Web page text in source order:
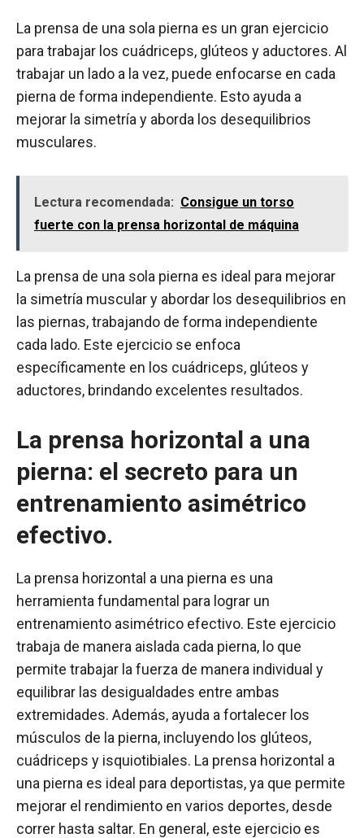
La prensa de una sola pierna es un gran ejercicio
para trabajar los cuádriceps, glúteos y aductores. Al
trabajar un lado a la vez, puede enfocarse en cada
pierna de forma independiente. Esto ayuda a
mejorar la simetría y aborda los desequilibrios
musculares.
Lectura recomendada: Consigue un torso
fuerte con la prensa horizontal de máquina
La prensa de una sola pierna es ideal para mejorar
la simetría muscular y abordar los desequilibrios en
las piernas, trabajando de forma independiente
cada lado. Este ejercicio se enfoca
específicamente en los cuádriceps, glúteos y
aductores, brindando excelentes resultados.
La prensa horizontal a una
pierna: el secreto para un
entrenamiento asimétrico
efectivo.
La prensa horizontal a una pierna es una
herramienta fundamental para lograr un
entrenamiento asimétrico efectivo. Este ejercicio
trabaja de manera aislada cada pierna, lo que
permite trabajar la fuerza de manera individual y
equilibrar las desigualdades entre ambas
extremidades. Además, ayuda a fortalecer los
músculos de la pierna, incluyendo los glúteos,
cuádriceps y isquiotibiales. La prensa horizontal a
una pierna es ideal para deportistas, ya que permite
mejorar el rendimiento en varios deportes, desde
correr hasta saltar. En general, este ejercicio es